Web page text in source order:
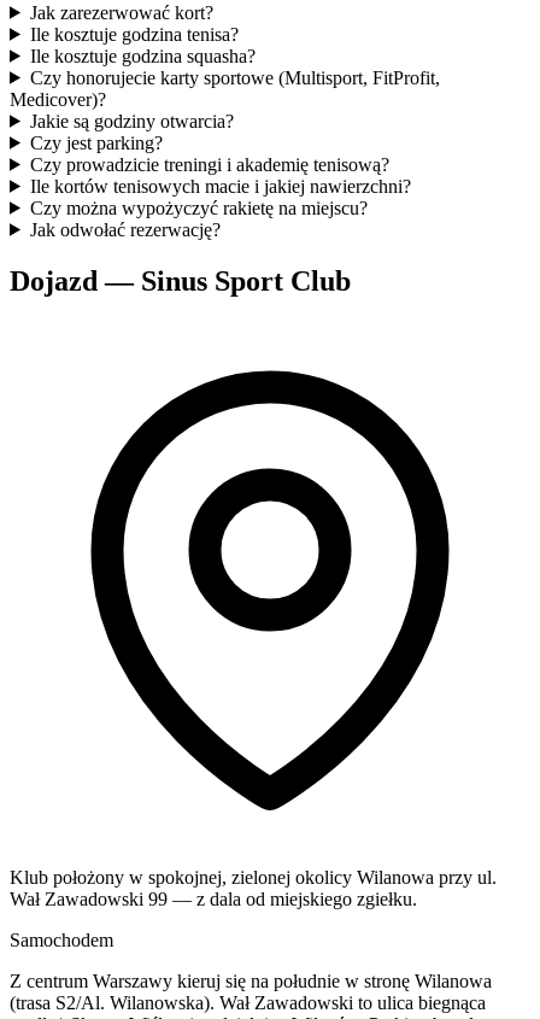
Jak zarezerwować kort?
Ile kosztuje godzina tenisa?
Ile kosztuje godzina squasha?
Czy honorujecie karty sportowe (Multisport, FitProfit,
Medicover)?
Jakie są godziny otwarcia?
Czy jest parking?
Czy prowadzicie treningi i akademię tenisową?
Ile kortów tenisowych macie i jakiej nawierzchni?
Czy można wypożyczyć rakietę na miejscu?
Jak odwołać rezerwację?
Dojazd — Sinus Sport Club
Klub położony w spokojnej, zielonej okolicy Wilanowa przy ul.
Wał Zawadowski 99 — z dala od miejskiego zgiełku.
Samochodem
Z centrum Warszawy kieruj się na południe w stronę Wilanowa
(trasa S2/Al. Wilanowska). Wał Zawadowski to ulica biegnąca